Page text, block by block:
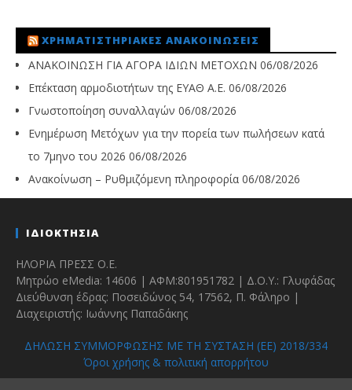
ΧΡΗΜΑΤΙΣΤΗΡΙΑΚΈΣ ΑΝΑΚΟΙΝΏΣΕΙΣ
ΑΝΑΚΟΙΝΩΣΗ ΓΙΑ ΑΓΟΡΑ ΙΔΙΩΝ ΜΕΤΟΧΩΝ 06/08/2026
Επέκταση αρμοδιοτήτων της ΕΥΑΘ Α.Ε. 06/08/2026
Γνωστοποίηση συναλλαγών 06/08/2026
Ενημέρωση Μετόχων για την πορεία των πωλήσεων κατά
το 7μηνο του 2026 06/08/2026
Ανακοίνωση – Ρυθμιζόμενη πληροφορία 06/08/2026
ΙΔΙΟΚΤΗΣΙΑ
ΗΛΟΡΙΑ ΠΡΕΣΣ Ο.Ε.
Μητρώο eMedia: 14606 | ΑΦΜ:801951782 | Δ.Ο.Υ.: Γλυφάδας
Διεύθυνση έδρας: Ποσειδώνος 54, 17562, Π. Φάληρο |
Διαχειριστής: Ιωάννης Παπαδάκης
ΔΗΛΩΣΗ ΣΥΜΜΟΡΦΩΣΗΣ ΜΕ ΤΗ ΣΥΣΤΑΣΗ (ΕΕ) 2018/334
Όροι χρήσης & πολιτική απορρήτου